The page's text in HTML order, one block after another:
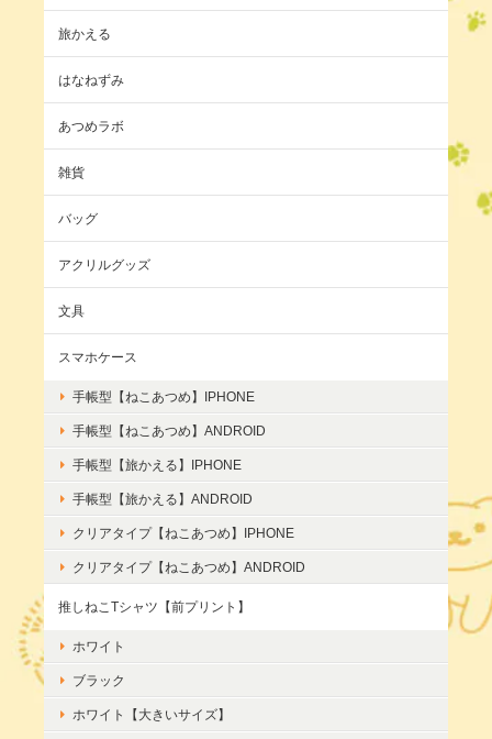
旅かえる
はなねずみ
あつめラボ
雑貨
バッグ
アクリルグッズ
文具
スマホケース
手帳型【ねこあつめ】IPHONE
手帳型【ねこあつめ】ANDROID
手帳型【旅かえる】IPHONE
手帳型【旅かえる】ANDROID
クリアタイプ【ねこあつめ】IPHONE
クリアタイプ【ねこあつめ】ANDROID
推しねこTシャツ【前プリント】
ホワイト
ブラック
ホワイト【大きいサイズ】